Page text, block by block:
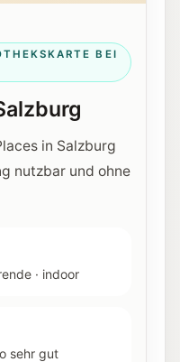
BEI
in Salzburg
nutzbar und ohne
· indoor
sehr gut